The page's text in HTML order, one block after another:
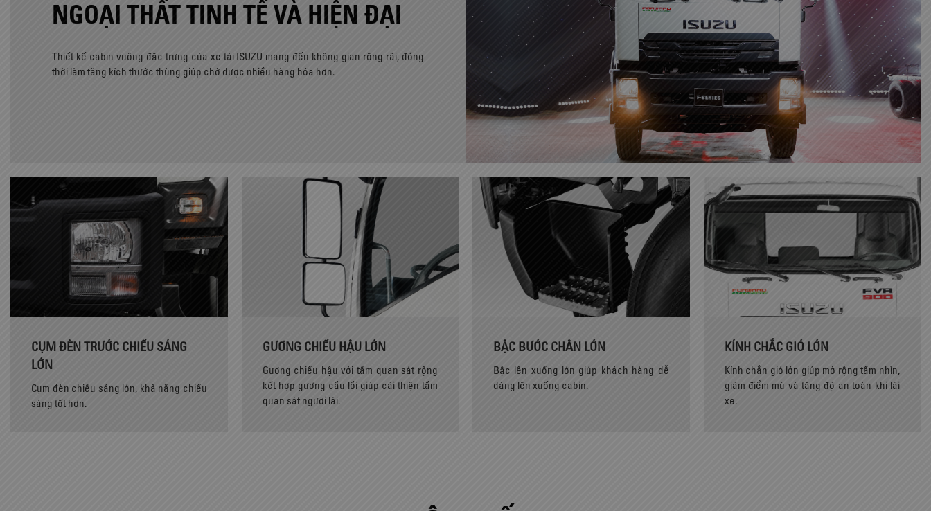
NGOẠI THẤT TINH TẾ VÀ HIỆN ĐẠI
Thiết kế cabin vuông đặc trưng của xe tải ISUZU mang đến không gian rộng rãi, đồng
thời làm tăng kích thước thùng giúp chở được nhiều hàng hóa hơn.
CỤM ĐÈN TRƯỚC CHIẾU SÁNG
LỚN
Cụm đèn chiếu sáng lớn, khả năng chiếu
sáng tốt hơn.
GƯƠNG CHIẾU HẬU LỚN
Gương chiếu hậu với tầm quan sát rộng
kết hợp gương cầu lồi giúp cải thiện tầm
quan sát người lái.
BẬC BƯỚC CHÂN LỚN
Bậc lên xuống lớn giúp khách hàng dễ
dàng lên xuống cabin.
KÍNH CHẮC GIÓ LỚN
Kính chắn gió lớn giúp mở rộng tầm nhìn,
giảm điểm mù và tăng độ an toàn khi lái
xe.